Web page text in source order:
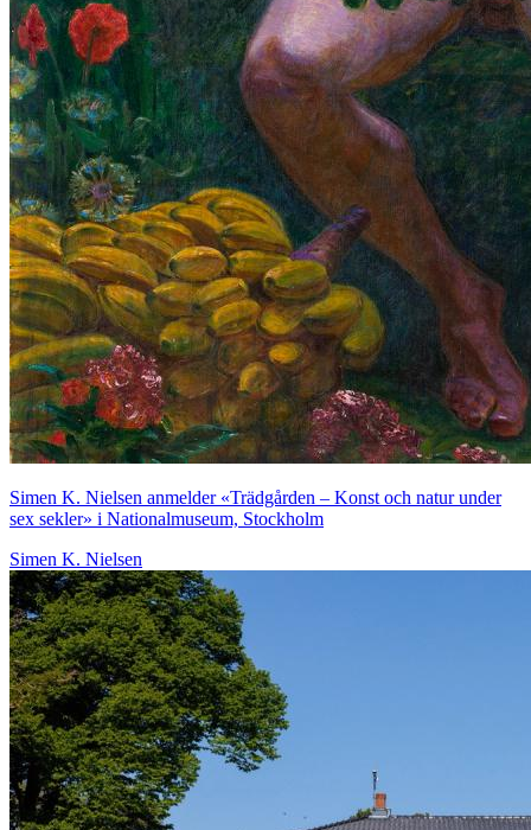
Simen K. Nielsen anmelder «Trädgården – Konst och natur under
sex sekler» i Nationalmuseum, Stockholm
Simen K. Nielsen